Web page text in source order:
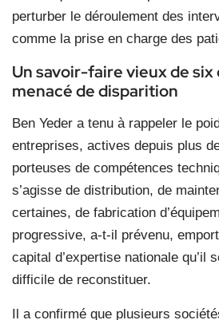
perturber le déroulement des
comme la prise en charge des
Un savoir-faire vieux de
menacé de disparition
Ben Yeder a tenu à rappeler le
entreprises, actives depuis plus
porteuses de compétences
s’agisse de distribution, de
certaines, de fabrication
progressive, a-t-il prévenu,
capital d’expertise nationale qu’il
difficile de reconstituer.
Il a confirmé que plusieurs